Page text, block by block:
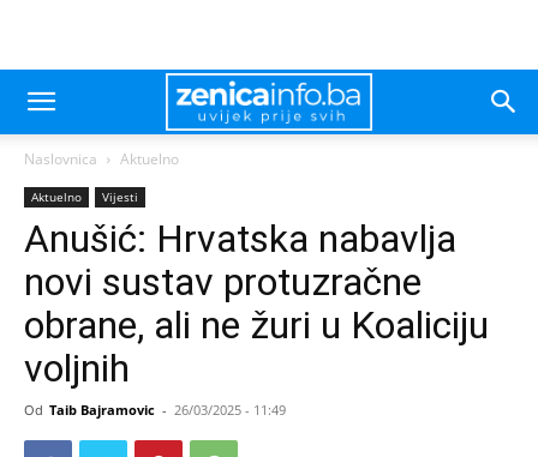
Naslovnica Aktuelno
Aktuelno Vijesti
Anušić: Hrvatska nabavlja
novi sustav protuzračne
obrane, ali ne žuri u Koaliciju
voljnih
Od Taib Bajramovic - 26/03/2025 - 11:49